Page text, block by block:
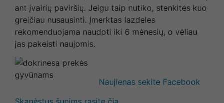
ant įvairių paviršių. Jeigu taip nutiko, stenkitės kuo
greičiau nusausinti. Įmerktas lazdeles
rekomenduojama naudoti iki 6 mėnesių, o vėliau
jas pakeisti naujomis.
Naujienas sekite Facebook
Skanėstus šunims rasite čia